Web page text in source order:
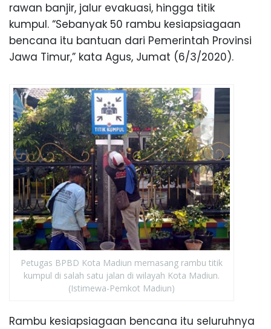
rawan banjir, jalur evakuasi, hingga titik
kumpul. “Sebanyak 50 rambu kesiapsiagaan
bencana itu bantuan dari Pemerintah Provinsi
Jawa Timur,” kata Agus, Jumat (6/3/2020).
Petugas BPBD Kota Madiun memasang rambu titik
kumpul di salah satu jalan di wilayah Kota Madiun.
(Istimewa-Pemkot Madiun)
Rambu kesiapsiagaan bencana itu seluruhnya